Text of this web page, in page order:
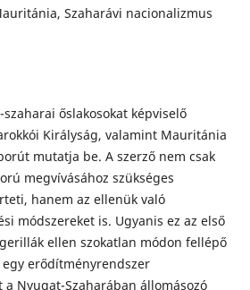
Szaharávi nacionalizmus
őslakosokat képviselő
Királyság, valamint Mauritánia
mutatja be. A szerző nem csak
megvívásához szükséges
hanem az ellenük való
módszereket is. Ugyanis ez az első
ellen szokatlan módon fellépő
erődítményrendszer
Nyugat-Szaharában állomásozó